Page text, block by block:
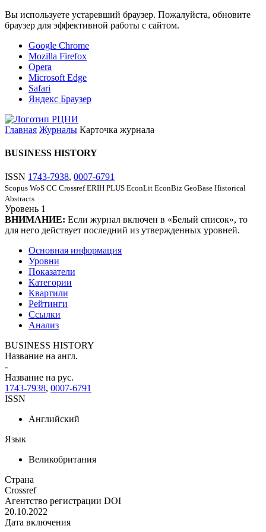
Вы используете устаревший браузер. Пожалуйста, обновите
браузер для эффективной работы с сайтом.
Google Chrome
Mozilla Firefox
Opera
Microsoft Edge
Safari
Яндекс Браузер
Главная Журналы Карточка журнала
BUSINESS HISTORY
ISSN 1743-7938, 0007-6791
Scopus WoS CC Crossref ERIH PLUS EconLit EconBiz GeoBase Historical
Abstracts
Уровень 1
ВНИМАНИЕ: Если журнал включен в «Белый список», то
для него действует последний из утвержденных уровней.
Основная информация
Уровни
Показатели
Категории
Квартили
Рейтинги
Ссылки
Анализ
BUSINESS HISTORY
Название на англ.
-
Название на рус.
1743-7938, 0007-6791
ISSN
Английский
Язык
Великобритания
Страна
Crossref
Агентство регистрации DOI
20.10.2022
Дата включения